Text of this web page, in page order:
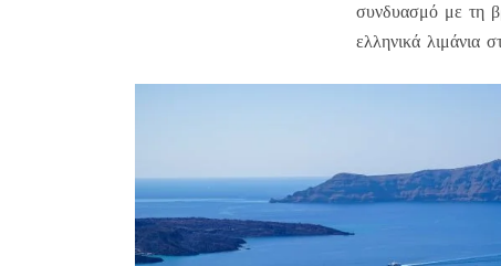
συνδυασμό με τη
ελληνικά λιμάνια